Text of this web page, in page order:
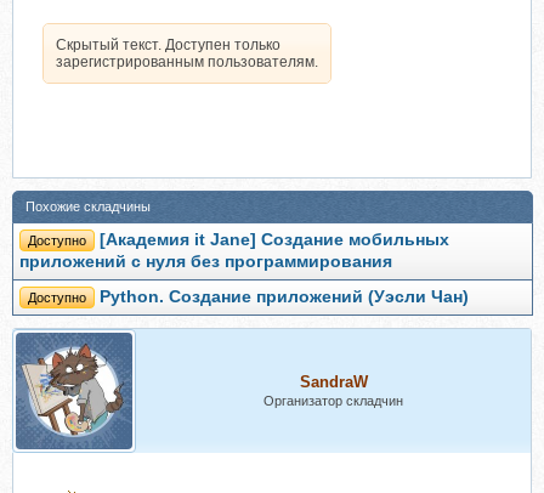
Скрытый текст. Доступен только
зарегистрированным пользователям.
Похожие складчины
Доступно
[Академия it Jane] Создание мобильных
приложений с нуля без программирования
Доступно Python. Создание приложений (Уэсли Чан)
SandraW
Организатор складчин